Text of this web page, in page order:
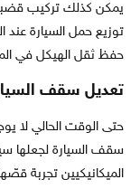
يمكن كذلك تركيب
توزيع حمل السيارة عند
حفظ ثقل الهيكل في
تعديل سقف
حتى الوقت الحالي لا
سقف السيارة لجعلها
الميكانيكيين تجربة قصّها